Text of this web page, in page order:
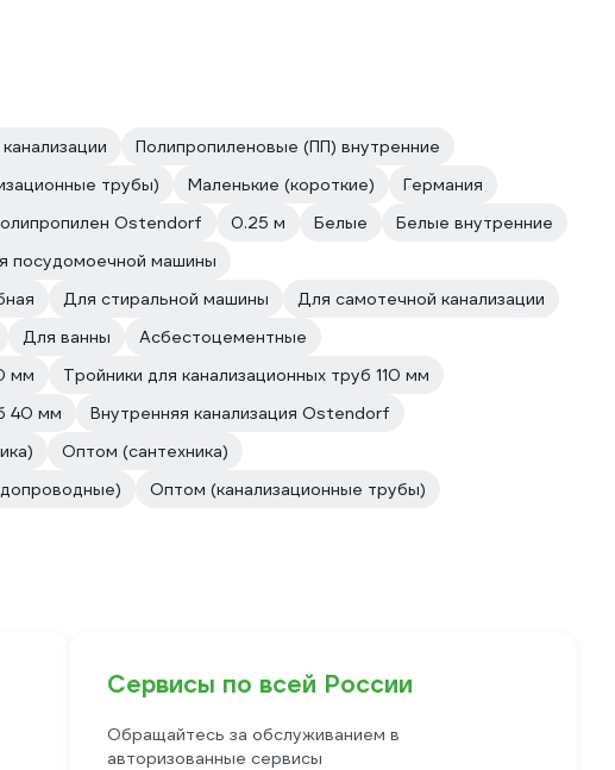
Полипропиленовые (ПП) внутренние
трубы) Маленькие (короткие)
Германия
Ostendorf 0.25 м Белые
Белые внутренние
посудомоечной машины
Для стиральной машины
Для самотечной канализации
Для ванны
Асбестоцементные
мм
Тройники для канализационных труб 110 мм
40 мм
Внутренняя канализация Ostendorf
Оптом (сантехника)
Оптом (канализационные трубы)
Сервисы по всей России
Обращайтесь за обслуживанием в
авторизованные сервисы